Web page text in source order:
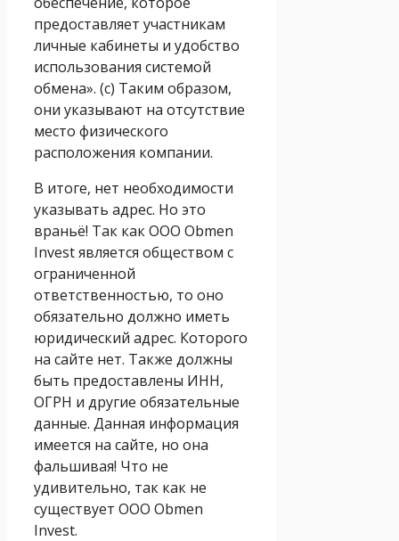
предоставляет участникам
личные кабинеты и удобство
использования системой
обмена». (с) Таким образом,
они указывают на отсутствие
место физического
расположения компании.
В итоге, нет необходимости
указывать адрес. Но это
враньё! Так как ООО Obmen
Invest является обществом с
ограниченной
ответственностью, то оно
обязательно должно иметь
юридический адрес. Которого
на сайте нет. Также должны
быть предоставлены ИНН,
ОГРН и другие обязательные
данные. Данная информация
имеется на сайте, но она
фальшивая! Что не
удивительно, так как не
существует ООО Obmen
Invest.